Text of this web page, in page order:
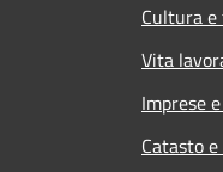
Cultura
Vita
Imprese
Catasto